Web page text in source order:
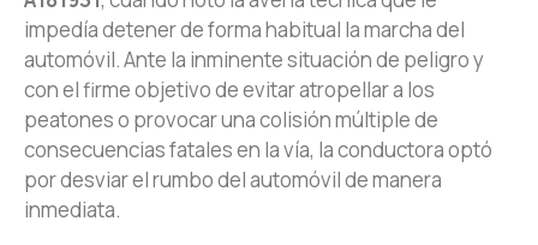
impedía detener de forma habitual la marcha del
automóvil. Ante la inminente situación de peligro y
con el firme objetivo de evitar atropellar a los
peatones o provocar una colisión múltiple de
consecuencias fatales en la vía, la conductora optó
por desviar el rumbo del automóvil de manera
inmediata.